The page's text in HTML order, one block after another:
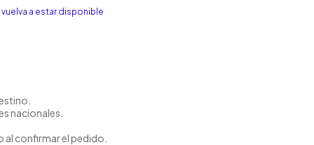
a estar disponible
nacionales.
confirmar el pedido.